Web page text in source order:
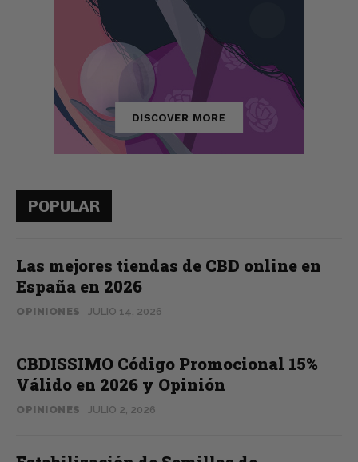
POPULAR
Las mejores tiendas de CBD online en
España en 2026
OPINIONES JULIO 14, 2026
CBDISSIMO Código Promocional 15%
Válido en 2026 y Opinión
OPINIONES JULIO 2, 2026